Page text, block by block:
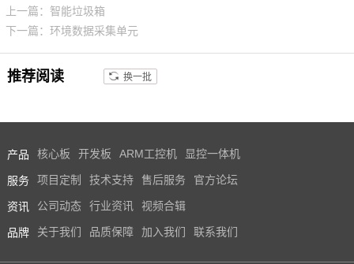
上一篇：智能垃圾箱
下一篇：环境数据采集单元
推荐阅读 换一批
产品 核心板 开发板 ARM工控机 显控一体机
服务 项目定制 技术支持 售后服务 官方论坛
资讯 公司动态 行业资讯 视频合辑
品牌 关于我们 品质保障 加入我们 联系我们